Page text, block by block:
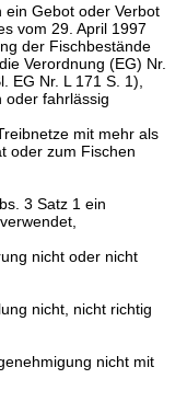
Gebot oder Verbot
vom 29. April 1997
der Fischbestände
Verordnung (EG) Nr.
EG Nr. L 171 S. 1),
oder fahrlässig
mit mehr als
oder zum Fischen
3 Satz 1 ein
nicht oder nicht
nicht, nicht richtig
nicht mit